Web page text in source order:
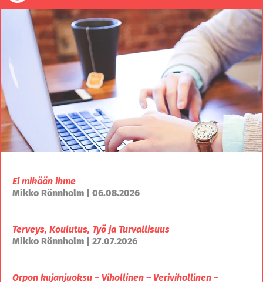
Ei mikään ihme
Mikko Rönnholm | 06.08.2026
Terveys, Koulutus, Työ ja Turvallisuus
Mikko Rönnholm | 27.07.2026
Orpon kujanjuoksu – Vihollinen – Verivihollinen –